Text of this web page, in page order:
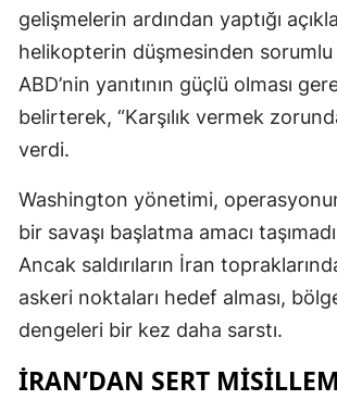
gelişmelerin ardından yaptığı
helikopterin düşmesinden
ABD’nin yanıtının güçlü olması
belirterek, “Karşılık vermek
verdi.
Washington yönetimi,
bir savaşı başlatma amacı
Ancak saldırıların İran
askeri noktaları hedef alması,
dengeleri bir kez daha sarstı.
İRAN’DAN SERT